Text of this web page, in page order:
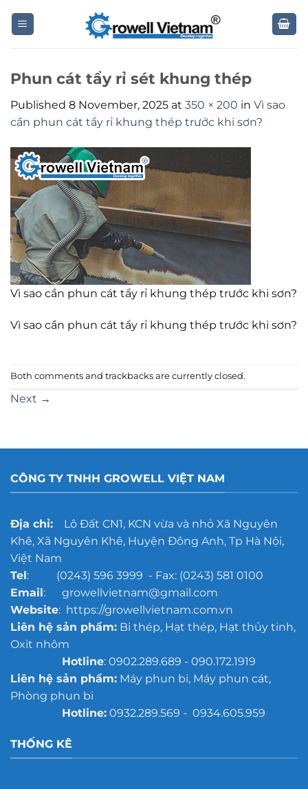
Phun cát tẩy rỉ sét khung thép
Published 8 November, 2025 at 350 × 200 in Vì sao
cần phun cát tẩy rỉ khung thép trước khi sơn?
Vì sao cần phun cát tẩy rỉ khung thép trước khi sơn?
Vì sao cần phun cát tẩy rỉ khung thép trước khi sơn?
Both comments and trackbacks are currently closed.
Next →
CÔNG TY TNHH GROWELL VIỆT NAM
Địa chỉ:Lô Đất CN1, KCN vừa và nhỏ Xã Nguyên
Khê, Xã Nguyên Khê, Huyện Đông Anh, Tp Hà Nội,
Việt Nam
Tel: (0243) 596 3999 - Fax: (0243) 581 0100
Email: growellvietnam@gmail.com
Website: https://growellvietnam.com.vn
Liên hệ sản phẩm:Bi thép, Hạt thép, Hạt thủy tinh,
Oxit nhôm
Hotline: 0902.289.689 - 090.172.1919
Liên hệ sản phẩm:Máy phun bi, Máy phun cát,
Phòng phun bi
Hotline:0932.289.569 - 0934.605.959
THỐNG KÊ